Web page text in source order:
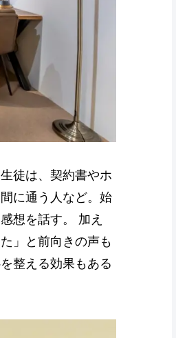
徒は、契約書やホ
に通う人など。始
想を話す。 加え
」と前向きの声も
整える効果もある